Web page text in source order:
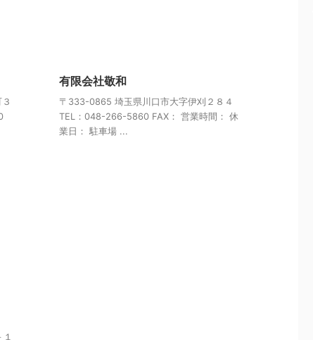
有限会社敬和
〒333-0865 埼玉県川口市大字伊刈２８４
TEL：048-266-5860 FAX： 営業時間： 休
業日： 駐車場 ...